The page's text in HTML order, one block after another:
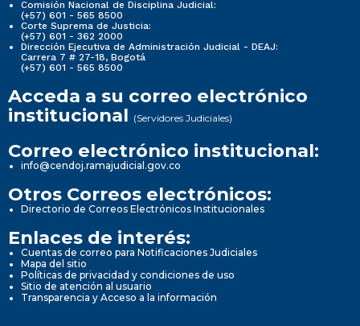
Comisión Nacional de Disciplina Judicial:
(+57) 601 - 565 8500
Corte Suprema de Justicia:
(+57) 601 - 362 2000
Dirección Ejecutiva de Administración Judicial - DEAJ:
Carrera 7 # 27-18, Bogotá
(+57) 601 - 565 8500
Acceda a su correo electrónico
institucional (Servidores Judiciales)
Correo electrónico institucional:
info@cendoj.ramajudicial.gov.co
Otros Correos electrónicos:
Directorio de Correos Electrónicos Institucionales
Enlaces de interés:
Cuentas de correo para Notificaciones Judiciales
Mapa del sitio
Políticas de privacidad y condiciones de uso
Sitio de atención al usuario
Transparencia y Acceso a la información